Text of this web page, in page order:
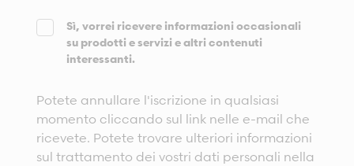
Sì, vorrei ricevere informazioni occasionali
su prodotti e servizi e altri contenuti
interessanti.
Potete annullare l'iscrizione in qualsiasi
momento cliccando sul link nelle e-mail che
ricevete. Potete trovare ulteriori informazioni
sul trattamento dei vostri dati personali nella